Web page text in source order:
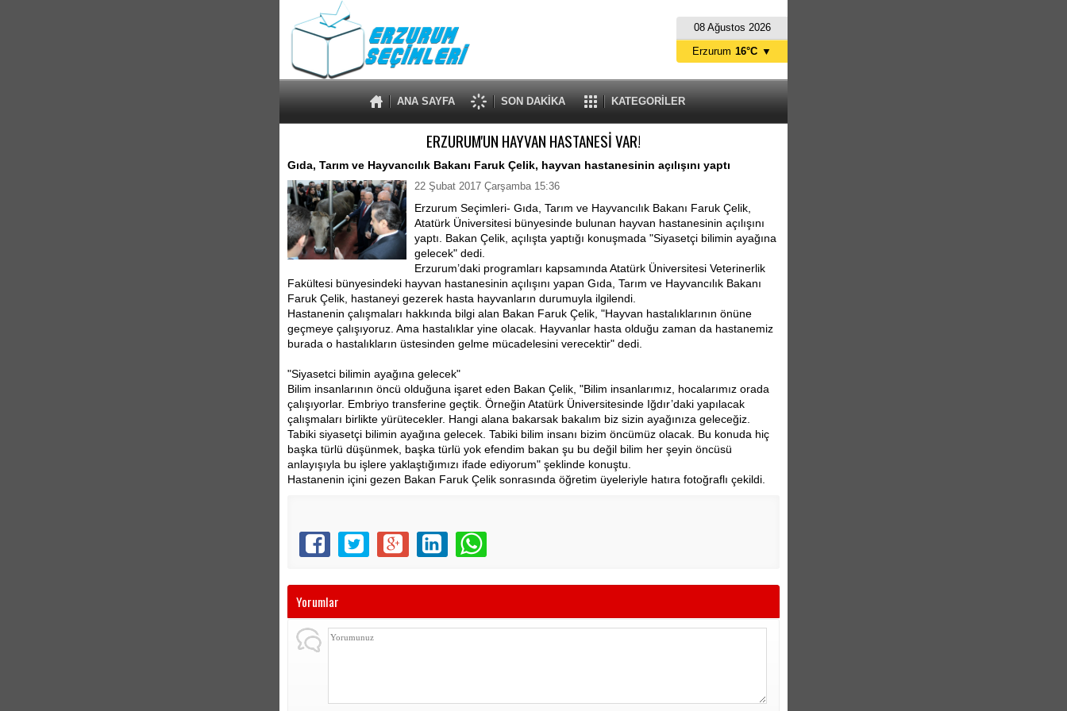
08 Ağustos 2026
ANA SAYFA SON DAKİKA KATEGORİLER
Erzurum 16°C ▼
İzmir
Muş 15°C
ERZURUM'UN HAYVAN HASTANESİ VAR!
Gıda, Tarım ve Hayvancılık Bakanı Faruk Çelik, hayvan hastanesinin açılışını yaptı
22 Şubat 2017 Çarşamba 15:36
Erzurum Seçimleri- Gıda, Tarım ve Hayvancılık Bakanı Faruk Çelik,
Atatürk Üniversitesi bünyesinde bulunan hayvan hastanesinin açılışını
yaptı. Bakan Çelik, açılışta yaptığı konuşmada "Siyasetçi bilimin ayağına
gelecek" dedi.
Erzurum’daki programları kapsamında Atatürk Üniversitesi Veterinerlik
Fakültesi bünyesindeki hayvan hastanesinin açılışını yapan Gıda, Tarım ve Hayvancılık Bakanı
Faruk Çelik, hastaneyi gezerek hasta hayvanların durumuyla ilgilendi.
Hastanenin çalışmaları hakkında bilgi alan Bakan Faruk Çelik, "Hayvan hastalıklarının önüne
geçmeye çalışıyoruz. Ama hastalıklar yine olacak. Hayvanlar hasta olduğu zaman da hastanemiz
burada o hastalıkların üstesinden gelme mücadelesini verecektir" dedi.
"Siyasetci bilimin ayağına gelecek"
Bilim insanlarının öncü olduğuna işaret eden Bakan Çelik, "Bilim insanlarımız, hocalarımız orada
çalışıyorlar. Embriyo transferine geçtik. Örneğin Atatürk Üniversitesinde Iğdır’daki yapılacak
çalışmaları birlikte yürütecekler. Hangi alana bakarsak bakalım biz sizin ayağınıza geleceğiz.
Tabiki siyasetçi bilimin ayağına gelecek. Tabiki bilim insanı bizim öncümüz olacak. Bu konuda hiç
başka türlü düşünmek, başka türlü yok efendim bakan şu bu değil bilim her şeyin öncüsü
anlayışıyla bu işlere yaklaştığımızı ifade ediyorum" şeklinde konuştu.
Hastanenin içini gezen Bakan Faruk Çelik sonrasında öğretim üyeleriyle hatıra fotoğraflı çekildi.
Yorumlar